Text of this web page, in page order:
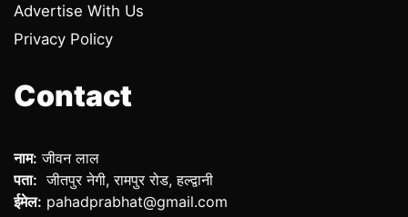
Advertise With Us
Privacy Policy
Contact
नाम: जीवन लाल
पता: जीतपुर नेगी, रामपुर रोड, हल्द्वानी
ईमेल: pahadprabhat@gmail.com